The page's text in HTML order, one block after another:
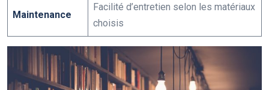
Maintenance
Facilité d’entretien selon les matériaux
choisis